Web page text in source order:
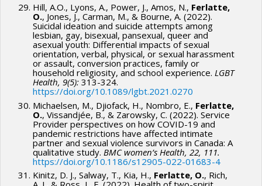
Hill, A.O., Lyons, A., Power, J., Amos, N., Ferlatte,
O., Jones, J., Carman, M., & Bourne, A. (2022).
Suicidal ideation and suicide attempts among
lesbian, gay, bisexual, pansexual, queer and
asexual youth: Differential impacts of sexual
orientation, verbal, physical, or sexual harassment
or assault, conversion practices, family or
household religiosity, and school experience. LGBT
Health, 9(5): 313-324.
https://doi.org/10.1089/lgbt.2021.0270
Michaelsen, M., Djiofack, H., Nombro, E., Ferlatte,
O., Vissandjée, B., & Zarowsky, C. (2022). Service
Provider perspectives on how COVID-19 and
pandemic restrictions have affected intimate
partner and sexual violence survivors in Canada: A
qualitative study. BMC women’s Health, 22, 111.
https://doi.org/10.1186/s12905-022-01683-4
Kinitz, D. J., Salway, T., Kia, H., Ferlatte, O., Rich,